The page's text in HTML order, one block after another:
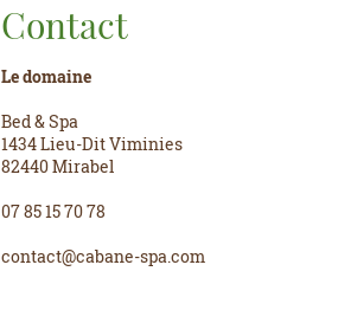
Contact
Le domaine
Bed & Spa
1434 Lieu-Dit Viminies
82440 Mirabel
07 85 15 70 78
contact@cabane-spa.com